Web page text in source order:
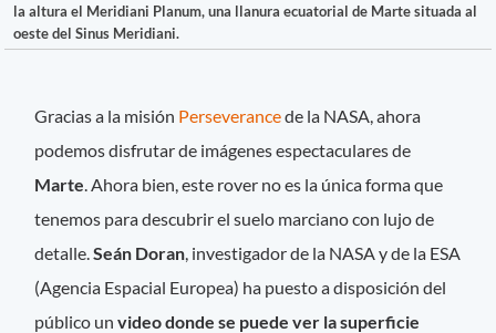
la altura el Meridiani Planum, una llanura ecuatorial de Marte situada al
oeste del Sinus Meridiani.
Gracias a la misión Perseverancede la NASA, ahora
podemos disfrutar de imágenes espectaculares de
Marte . Ahora bien, este rover no es la única forma que
tenemos para descubrir el suelo marciano con lujo de
detalle.Seán Doran , investigador de la NASA y de la ESA
(Agencia Espacial Europea) ha puesto a disposición del
público unvideo donde se puede ver la superficie